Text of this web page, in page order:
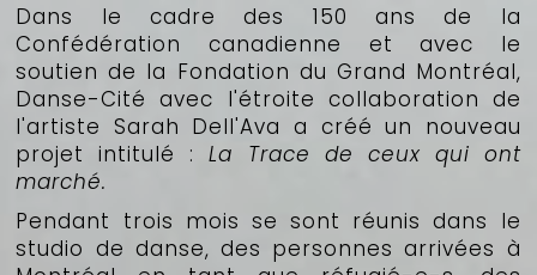
Dans le cadre des 150 ans de la
Confédération canadienne et avec le
soutien de la Fondation du Grand Montréal,
Danse-Cité avec l'étroite collaboration de
l'artiste Sarah Dell'Ava a créé un nouveau
projet intitulé : La Trace de ceux qui ont
marché.
Pendant trois mois se sont réunis dans le
studio de danse, des personnes arrivées à